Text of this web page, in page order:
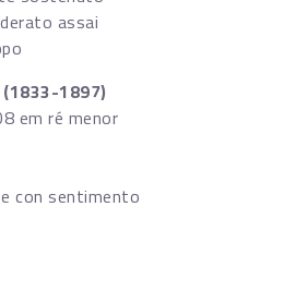
assai
1897)
em ré menor
con sentimento